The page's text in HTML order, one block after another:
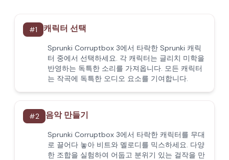
#1 캐릭터 선택
Sprunki Corruptbox 3에서 타락한 Sprunki 캐릭
터 중에서 선택하세요. 각 캐릭터는 글리치 미학을
반영하는 독특한 소리를 가져옵니다. 모든 캐릭터
는 작곡에 독특한 오디오 요소를 기여합니다.
#2 음악 만들기
Sprunki Corruptbox 3에서 타락한 캐릭터를 무대
로 끌어다 놓아 비트와 멜로디를 믹스하세요. 다양
한 조합을 실험하여 어둡고 분위기 있는 걸작을 만